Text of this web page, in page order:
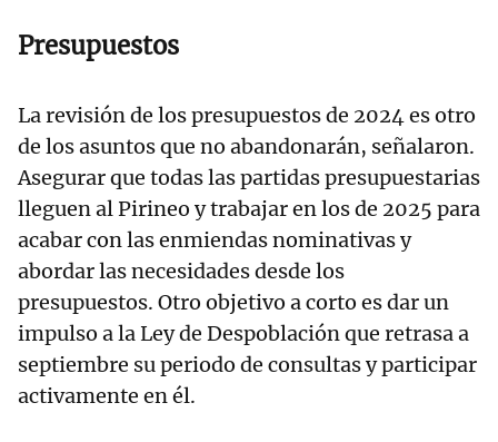
Presupuestos
La revisión de los presupuestos de 2024 es otro
de los asuntos que no abandonarán, señalaron.
Asegurar que todas las partidas presupuestarias
lleguen al Pirineo y trabajar en los de 2025 para
acabar con las enmiendas nominativas y
abordar las necesidades desde los
presupuestos. Otro objetivo a corto es dar un
impulso a la Ley de Despoblación que retrasa a
septiembre su periodo de consultas y participar
activamente en él.